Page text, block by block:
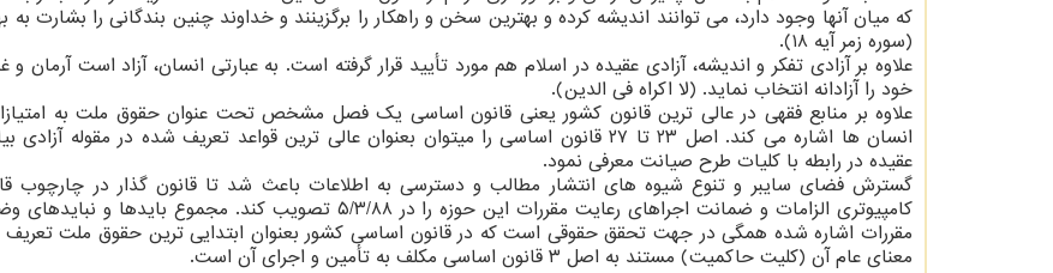
که میان آنها وجود دارد، می توانند اندیشه کرده و بهترین سخن و راهکار را برگزینند و خداوند چنین بندگانی را بشارت
(سوره زمر آیه ۱۸).
علاوه بر آزادی تفکر و اندیشه، آزادی عقیده در اسلام هم مورد تأیید قرار گرفته است. به عبارتی انسان، آزاد است آرمان و
خود را آزادانه انتخاب نماید. (لا اکراه فی الدین).
علاوه بر منابع فقهی در عالی ترین قانون کشور یعنی قانون اساسی یک فصل مشخص تحت عنوان حقوق ملت به
انسان ها اشاره می کند. اصل ۲۳ تا ۲۷ قانون اساسی را میتوان بعنوان عالی ترین قواعد تعریف شده در مقوله
عقیده در رابطه با کلیات طرح صیانت معرفی نمود.
گسترش فضای سایبر و تنوع شیوه های انتشار مطالب و دسترسی به اطلاعات باعث شد تا قانون گذار در چارچوب
کامپیوتری الزامات و ضمانت اجراهای رعایت مقررات این حوزه را در ۵/۳/۸۸ تصویب کند. مجموع
مقررات اشاره شده همگی در جهت تحقق حقوقی است که در قانون اساسی کشور بعنوان ابتدایی ترین حقوق ملت تعریف
معنای عام آن (کلیت حاکمیت) مستند به اصل ۳ قانون اساسی مکلف به تأمین و اجرای آن است.